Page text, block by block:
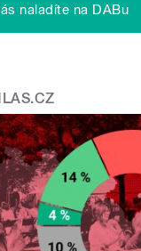
naladíte na DABu